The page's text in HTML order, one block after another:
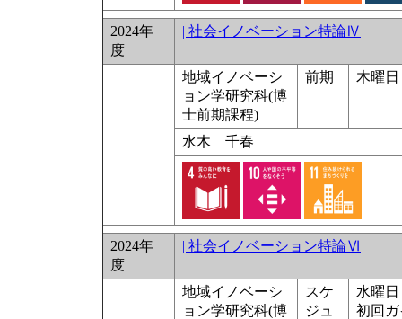
2024年
度
| 社会イノベーション特論Ⅳ
地域イノベーシ
ョン学研究科(博
士前期課程)
前期 木曜日
水木 千春
2024年
度
| 社会イノベーション特論Ⅵ
地域イノベーシ
ョン学研究科(博
スケ
ジュ
水曜日
初回